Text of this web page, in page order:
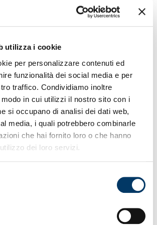
utilizza i cookie
per personalizzare contenuti ed
funzionalità dei social media e per
traffico. Condividiamo inoltre
in cui utilizzi il nostro sito con i
si occupano di analisi dei dati web,
media, i quali potrebbero combinarle
che hai fornito loro o che hanno
dei loro servizi.
ESTENDE
CON
AHANOR
di aver esteso l’accordo con
al 2027.